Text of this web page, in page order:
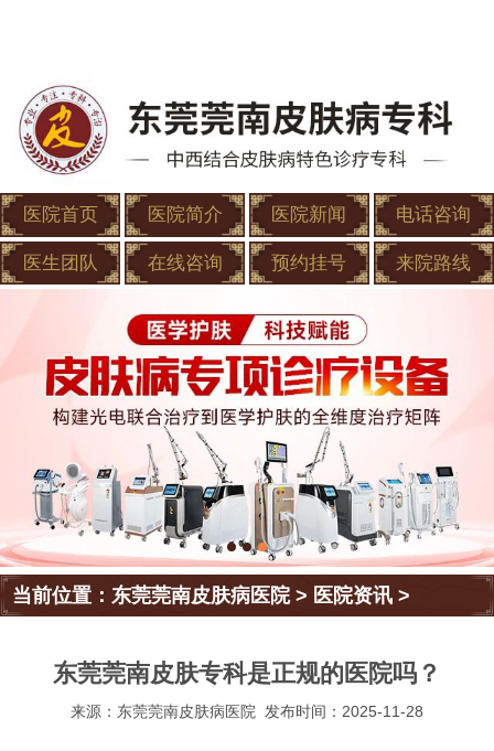
医院首页 医院简介 医院新闻 电话咨询
医生团队 在线咨询 预约挂号 来院路线
当前位置：东莞莞南皮肤病医院> 医院资讯 >
东莞莞南皮肤专科是正规的医院吗？
来源：东莞莞南皮肤病医院 发布时间：2025-11-28